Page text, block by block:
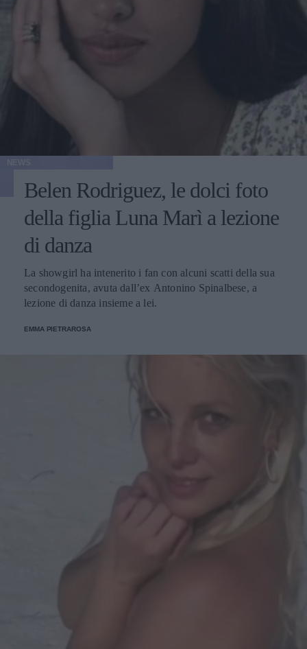
Belen Rodriguez, le dolci foto
della figlia Luna Marì a lezione
di danza
La showgirl ha intenerito i fan con alcuni scatti della sua
secondogenita, avuta dall’ex Antonino Spinalbese, a
lezione di danza insieme a lei.
EMMA PIETRAROSA